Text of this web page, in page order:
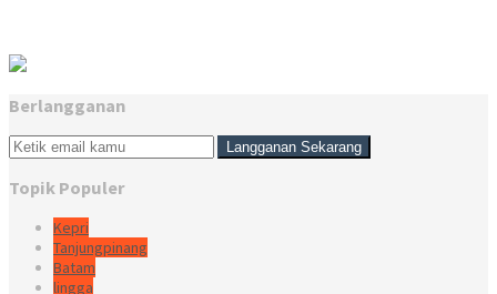
Berlangganan
Topik Populer
Kepri
Tanjungpinang
Batam
lingga